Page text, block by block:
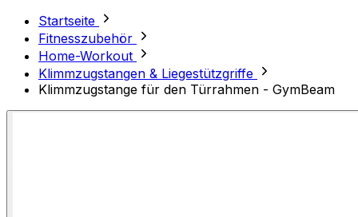
Startseite
Fitnesszubehör
Home-Workout
Klimmzugstangen & Liegestützgriffe
Klimmzugstange für den Türrahmen - GymBeam